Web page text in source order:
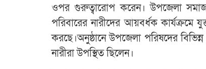
ওপর গুরুত্বারোপ করেন। উপজেলা
পরিবারের নারীদের আয়বর্ধক কার্যক্রমে
করছে।অনুষ্ঠানে উপজেলা পরিষদের
নারীরা উপস্থিত ছিলেন।